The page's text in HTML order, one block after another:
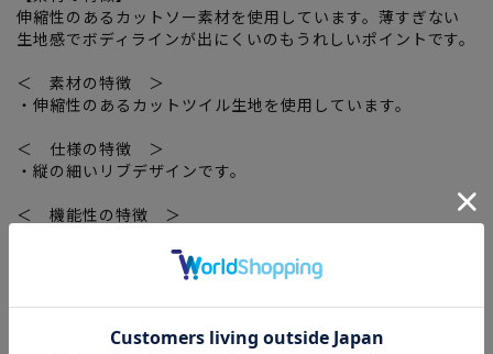
伸縮性のあるカットソー素材を使用しています。薄すぎない
生地感でボディラインが出にくいのもうれしいポイントです。
＜ 素材の特徴 ＞
・伸縮性のあるカットツイル生地を使用しています。
＜ 仕様の特徴 ＞
・縦の細いリブデザインです。
＜ 機能性の特徴 ＞
#PANTSSKIRT #期間限定SALE(レディース)
この商品に関するお問い合わせはこちら